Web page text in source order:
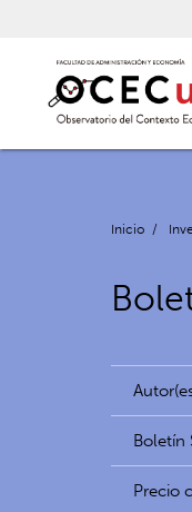
Inicio /
Boletín
Precio